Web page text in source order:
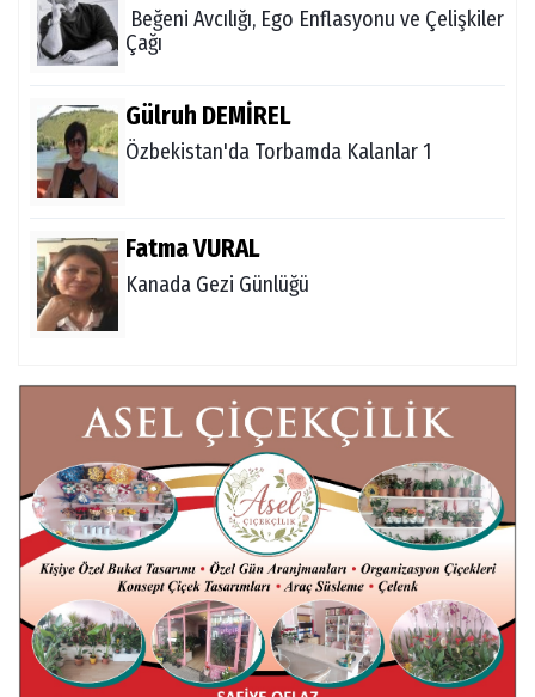
Beğeni Avcılığı, Ego Enflasyonu ve Çelişkiler
Çağı
Gülruh DEMİREL
Özbekistan'da Torbamda Kalanlar 1
Fatma VURAL
Kanada Gezi Günlüğü
Mert AKAR
Röportaj Serisi-46: Konuk =Prof.Dr.Hakan
Atalay (Psikanaliz)
Hüseyin TUNÇAY
Gökçeada Gezimiz-IV
İsmail AYBEY
Belma Sebil'i Tanıyor Musunuz?